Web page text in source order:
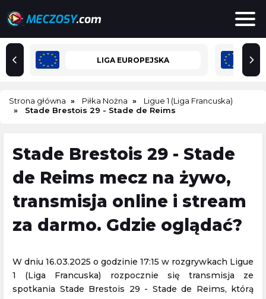
LIGA EUROPEJSKA
Strona główna Piłka Nożna
Ligue 1 (Liga Francuska)
Stade Brestois 29 - Stade de Reims
Stade Brestois 29 - Stade
de Reims mecz na żywo,
transmisja online i stream
za darmo. Gdzie oglądać?
W dniu 16.03.2025 o godzinie 17:15 w rozgrywkach Ligue
1 (Liga Francuska) rozpocznie się transmisja ze
spotkania Stade Brestois 29 - Stade de Reims, którą